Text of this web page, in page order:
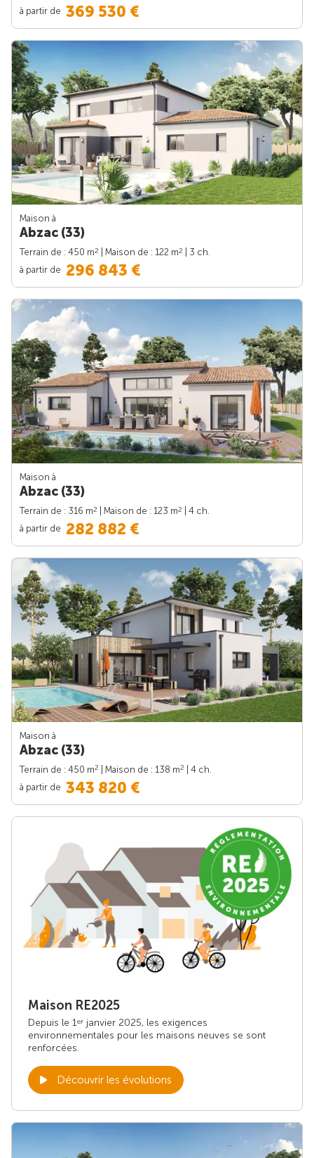
à partir de 369 530 €
Maison à
Abzac (33)
Terrain de : 450 m2 | Maison de : 122 m2
| 3 ch.
à partir de 296 843 €
Maison à
Abzac (33)
Terrain de : 316 m2 | Maison de : 123 m2
| 4 ch.
à partir de 282 882 €
Maison à
Abzac (33)
Terrain de : 450 m2 | Maison de : 138 m2
| 4 ch.
à partir de 343 820 €
Maison RE2025
Depuis le 1er janvier 2025, les exigences
environnementales pour les maisons neuves se sont
renforcées.
Découvrir les évolutions